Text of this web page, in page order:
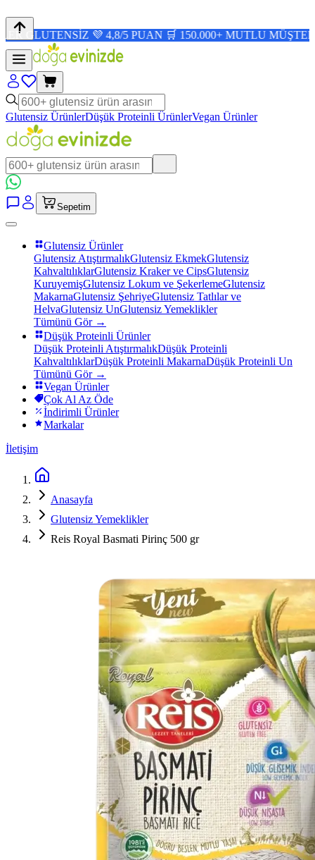
💜 4,8/5 PUAN 🛒 150.000+ MUTLU MÜŞTERİ ✨
Glutensiz ÜrünlerDüşük Proteinli ÜrünlerVegan Ürünler
Sepetim
Glutensiz Ürünler
Glutensiz AtıştırmalıkGlutensiz EkmekGlutensiz
KahvaltılıklarGlutensiz Kraker ve CipsGlutensiz
KuruyemişGlutensiz Lokum ve ŞekerlemeGlutensiz
MakarnaGlutensiz ŞehriyeGlutensiz Tatlılar ve
HelvaGlutensiz UnGlutensiz Yemeklikler
Tümünü Gör →
Düşük Proteinli Ürünler
Düşük Proteinli AtıştırmalıkDüşük Proteinli
KahvaltılıklarDüşük Proteinli MakarnaDüşük Proteinli Un
Tümünü Gör →
Vegan Ürünler
Çok Al Az Öde
İndirimli Ürünler
Markalar
İletişim
Anasayfa
Glutensiz Yemeklikler
Reis Royal Basmati Pirinç 500 gr